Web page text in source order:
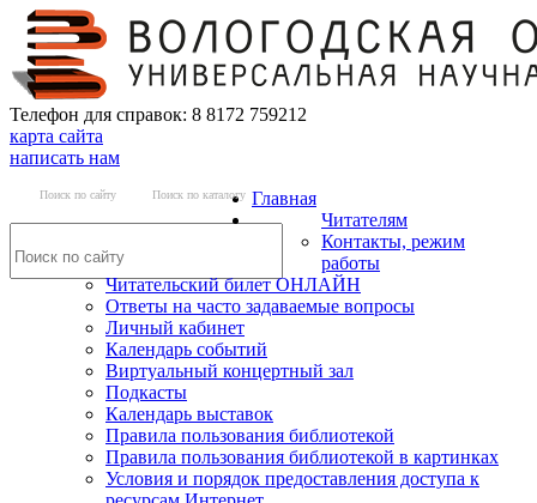
Телефон для справок: 8 8172 759212
карта сайта
написать нам
Поиск по сайту Поиск по каталогу Главная
Читателям
Контакты, режим
работы
Читательский билет ОНЛАЙН
Ответы на часто задаваемые вопросы
Личный кабинет
Календарь событий
Виртуальный концертный зал
Подкасты
Календарь выставок
Правила пользования библиотекой
Правила пользования библиотекой в картинках
Условия и порядок предоставления доступа к